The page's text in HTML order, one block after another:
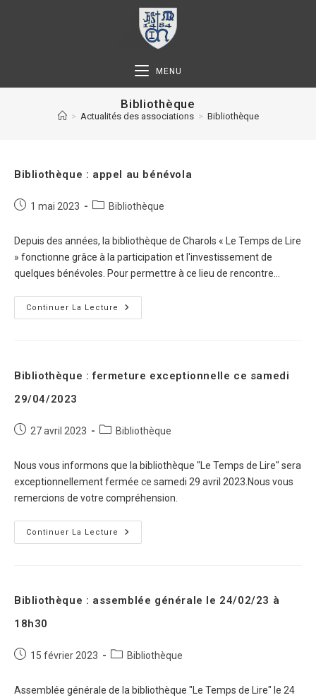
MENU
Bibliothèque
> Actualités des associations > Bibliothèque
Bibliothèque : appel au bénévola
1 mai 2023 Bibliothèque
Depuis des années, la bibliothèque de Charols « Le Temps de Lire
» fonctionne grâce à la participation et l'investissement de
quelques bénévoles. Pour permettre à ce lieu de rencontre…
Continuer La Lecture
Bibliothèque : fermeture exceptionnelle ce samedi
29/04/2023
27 avril 2023 Bibliothèque
Nous vous informons que la bibliothèque "Le Temps de Lire" sera
exceptionnellement fermée ce samedi 29 avril 2023.Nous vous
remercions de votre compréhension.
Continuer La Lecture
Bibliothèque : assemblée générale le 24/02/23 à
18h30
15 février 2023 Bibliothèque
Assemblée générale de la bibliothèque "Le Temps de Lire" le 24